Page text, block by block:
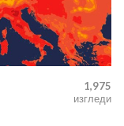
1,975
изгледи